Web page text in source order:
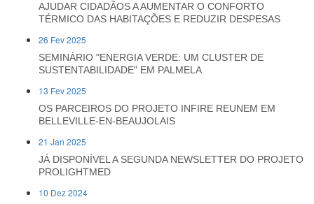
AJUDAR CIDADÃOS A AUMENTAR O CONFORTO
TÉRMICO DAS HABITAÇÕES E REDUZIR DESPESAS
26 Fev 2025
SEMINÁRIO "ENERGIA VERDE: UM CLUSTER DE
SUSTENTABILIDADE" EM PALMELA
13 Fev 2025
OS PARCEIROS DO PROJETO INFIRE REUNEM EM
BELLEVILLE-EN-BEAUJOLAIS
21 Jan 2025
JÁ DISPONÍVEL A SEGUNDA NEWSLETTER DO PROJETO
PROLIGHTMED
10 Dez 2024